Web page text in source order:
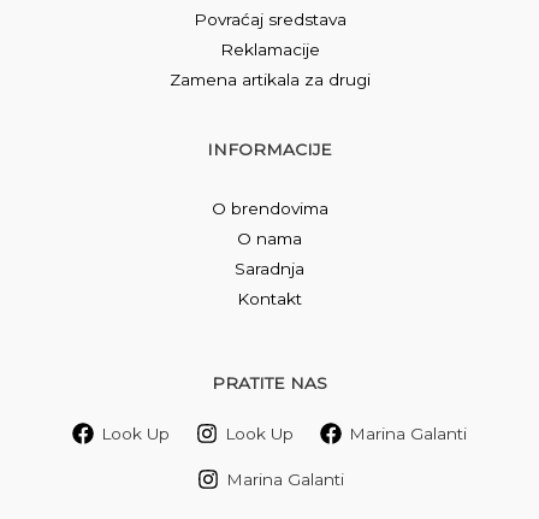
Povraćaj sredstava
Reklamacije
Zamena artikala za drugi
INFORMACIJE
O brendovima
O nama
Saradnja
Kontakt
PRATITE NAS
Look Up Look Up Marina Galanti
Marina Galanti